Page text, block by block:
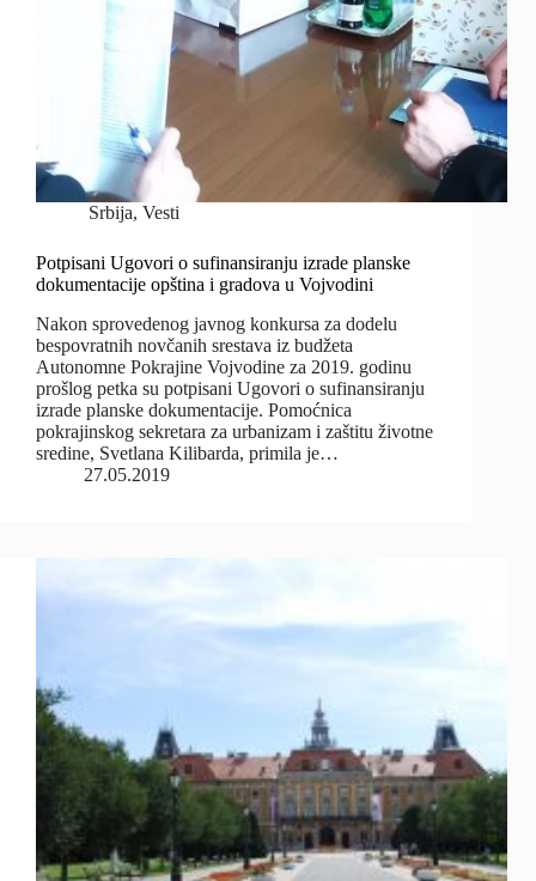
Srbija,Vesti
Potpisani Ugovori o sufinansiranju izrade planske
dokumentacije opština i gradova u Vojvodini
Nakon sprovedenog javnog konkursa za dodelu
bespovratnih novčanih srestava iz budžeta
Autonomne Pokrajine Vojvodine za 2019. godinu
prošlog petka su potpisani Ugovori o sufinansiranju
izrade planske dokumentacije. Pomoćnica
pokrajinskog sekretara za urbanizam i zaštitu životne
sredine, Svetlana Kilibarda, primila je…
27.05.2019